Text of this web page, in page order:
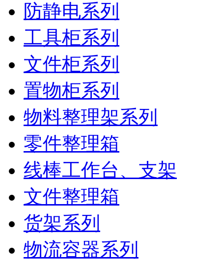
防静电系列
工具柜系列
文件柜系列
置物柜系列
物料整理架系列
零件整理箱
线棒工作台、支架
文件整理箱
货架系列
物流容器系列